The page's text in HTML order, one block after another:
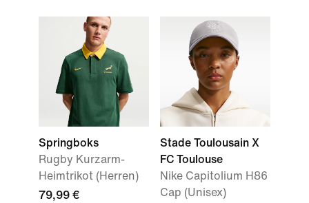
Springboks
Rugby Kurzarm-
Heimtrikot (Herren)
79,99 €
Stade Toulousain X
FC Toulouse
Nike Capitolium H86
Cap (Unisex)